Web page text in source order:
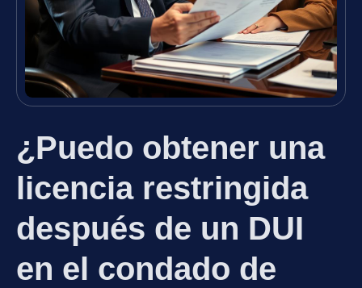
¿Puedo obtener una
licencia restringida
después de un DUI
en el condado de